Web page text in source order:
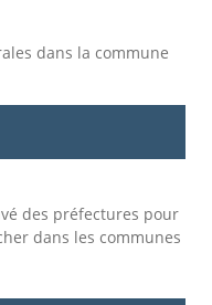
dans la commune
des préfectures pour
dans les communes